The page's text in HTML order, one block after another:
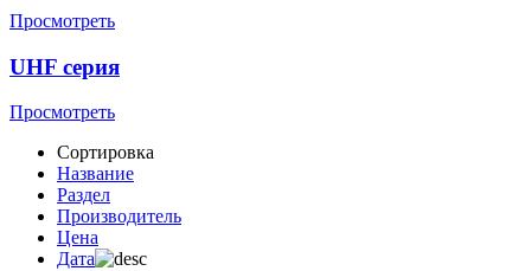
Просмотреть
UHF серия
Просмотреть
Сортировка
Название
Раздел
Производитель
Цена
Дата